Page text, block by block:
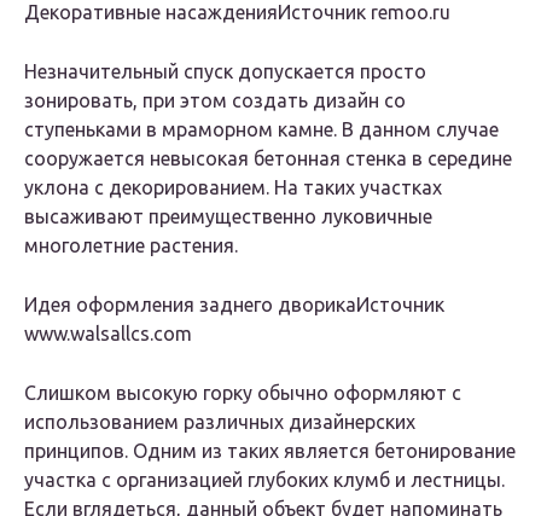
Декоративные насажденияИсточник remoo.ru
Незначительный спуск допускается просто
зонировать, при этом создать дизайн со
ступеньками в мраморном камне. В данном случае
сооружается невысокая бетонная стенка в середине
уклона с декорированием. На таких участках
высаживают преимущественно луковичные
многолетние растения.
Идея оформления заднего дворикаИсточник
www.walsallcs.com
Слишком высокую горку обычно оформляют с
использованием различных дизайнерских
принципов. Одним из таких является бетонирование
участка с организацией глубоких клумб и лестницы.
Если вглядеться, данный объект будет напоминать